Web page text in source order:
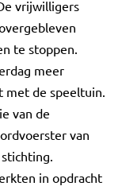
vrijwilligers
te stoppen.
meer
met de speeltuin.
van de
van
in opdracht